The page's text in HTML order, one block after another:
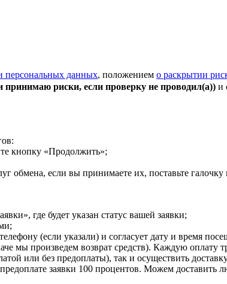
персональных данных, положением о раскрытии
принимаю риски, если проверку не проводил(а)) и
кнопку «Продолжить»;
обмена, если вы принимаете их, поставьте
где будет указан статус вашей заявки;
(если указали) и согласует дату и время
мы произведем возврат средств). Каждую оплату
или без предоплаты), так и осуществить
заявки 100 процентов. Можем